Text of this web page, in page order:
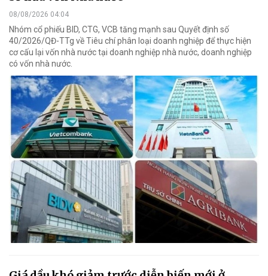
08/08/2026 04:04
Nhóm cổ phiếu BID, CTG, VCB tăng mạnh sau Quyết định số
40/2026/QĐ-TTg về Tiêu chí phân loại doanh nghiệp để thực hiện
cơ cấu lại vốn nhà nước tại doanh nghiệp nhà nước, doanh nghiệp
có vốn nhà nước.